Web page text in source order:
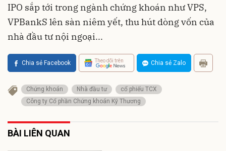
IPO sắp tới trong ngành chứng khoán như VPS,
VPBankS lên sàn niêm yết, thu hút dòng vốn của
nhà đầu tư nội ngoại...
Chia sẻ Facebook Theo dõi trên Chia sẻ Zalo
Chứng khoán Nhà đầu tư
cổ phiếu TCX
Công ty Cổ phần Chứng khoán Kỹ Thương
BÀI LIÊN QUAN